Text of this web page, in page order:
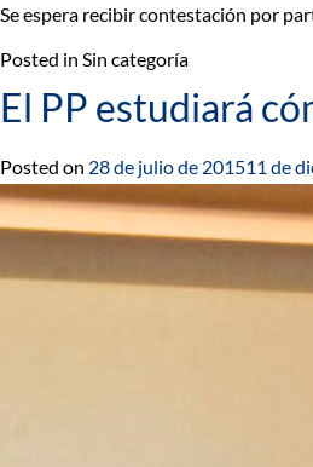
Se espera recibir contestación por
Posted in Sin categoría
El PP estudiará
Posted on 28 de julio de 201511 de